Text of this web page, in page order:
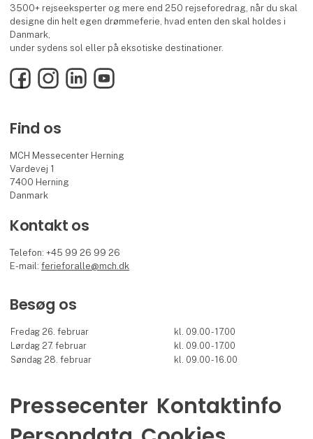
3500+ rejseeksperter og mere end 250 rejseforedrag, når du skal
designe din helt egen drømmeferie, hvad enten den skal holdes i
Danmark,
under sydens sol eller på eksotiske destinationer.
FacebookInstagramLinkedInYouTube
Find os
MCH Messecenter Herning
Vardevej 1
7400 Herning
Danmark
Kontakt os
Telefon: +45 99 26 99 26
E-mail:ferieforalle@mch.dk
Besøg os
Fredag 26. februar
kl. 09.00 - 17.00
Lørdag 27. februar
kl. 09.00 - 17.00
Søndag 28. februar
kl. 09.00 - 16.00
Pressecenter Kontaktinfo